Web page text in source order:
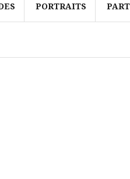
PORTRAITS